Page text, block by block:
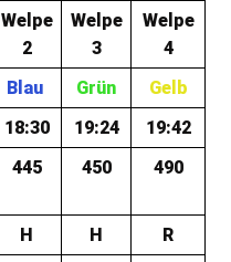
Welpe
2
Welpe
3
Welpe
4
Blau Grün
Gelb
18:30 19:24
19:42
445 450 490
H H
R